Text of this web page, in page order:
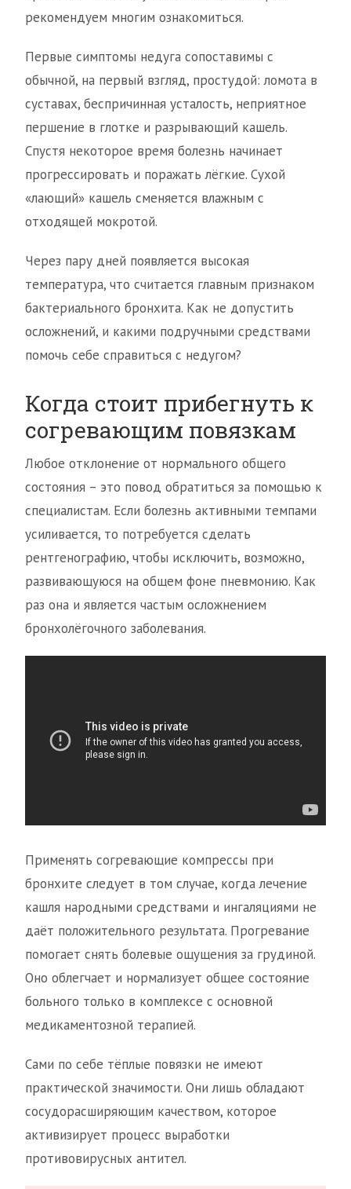
рекомендуем многим ознакомиться.
Первые симптомы недуга сопоставимы с
обычной, на первый взгляд, простудой: ломота в
суставах, беспричинная усталость, неприятное
першение в глотке и разрывающий кашель.
Спустя некоторое время болезнь начинает
прогрессировать и поражать лёгкие. Сухой
«лающий» кашель сменяется влажным с
отходящей мокротой.
Через пару дней появляется высокая
температура, что считается главным признаком
бактериального бронхита. Как не допустить
осложнений, и какими подручными средствами
помочь себе справиться с недугом?
Когда стоит прибегнуть к
согревающим повязкам
Любое отклонение от нормального общего
состояния – это повод обратиться за помощью к
специалистам. Если болезнь активными темпами
усиливается, то потребуется сделать
рентгенографию, чтобы исключить, возможно,
развивающуюся на общем фоне пневмонию. Как
раз она и является частым осложнением
бронхолёгочного заболевания.
Применять согревающие компрессы при
бронхите следует в том случае, когда лечение
кашля народными средствами и ингаляциями не
даёт положительного результата. Прогревание
помогает снять болевые ощущения за грудиной.
Оно облегчает и нормализует общее состояние
больного только в комплексе с основной
медикаментозной терапией.
Сами по себе тёплые повязки не имеют
практической значимости. Они лишь обладают
сосудорасширяющим качеством, которое
активизирует процесс выработки
противовирусных антител.